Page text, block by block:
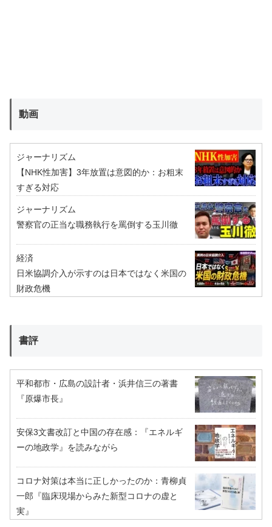
動画
ジャーナリズム
【NHK性加害】3年放置は意図的か：お粗末
すぎる対応
ジャーナリズム
警察官の正当な職務執行を罵倒する玉川徹
経済
日米協調介入が示すのは日本ではなく米国の
財政危機
書評
平和都市・広島の設計者・浜井信三の著書
『原爆市長』
安保3文書改訂と中国の存在感：『エネルギ
ーの地政学』を読みながら
コロナ対策は本当に正しかったのか：青柳貞
一郎『臨床現場からみた新型コロナの虚と
実』